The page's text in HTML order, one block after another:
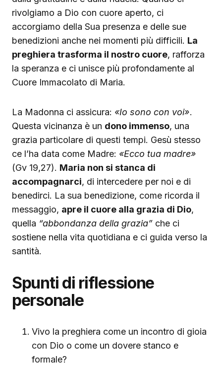
rivolgiamo a Dio con cuore aperto, ci
accorgiamo della Sua presenza e delle sue
benedizioni anche nei momenti più difficili. La
preghiera trasforma il nostro cuore, rafforza
la speranza e ci unisce più profondamente al
Cuore Immacolato di Maria.
La Madonna ci assicura: «Io sono con voi».
Questa vicinanza è un dono immenso, una
grazia particolare di questi tempi. Gesù stesso
ce l’ha data come Madre: «Ecco tua madre»
(Gv 19,27). Maria non si stanca di
accompagnarci, di intercedere per noi e di
benedirci. La sua benedizione, come ricorda il
messaggio, apre il cuore alla grazia di Dio,
quella “abbondanza della grazia” che ci
sostiene nella vita quotidiana e ci guida verso la
santità.
Spunti di riflessione
personale
Vivo la preghiera come un incontro di gioia
con Dio o come un dovere stanco e
formale?